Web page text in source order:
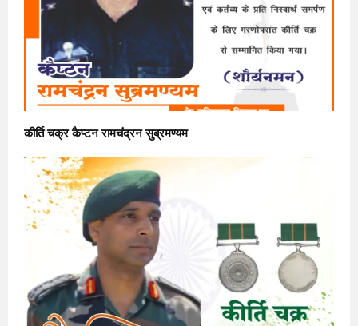
कीर्ति चक्र कैप्टन रामचंद्रन सुब्रमण्यम